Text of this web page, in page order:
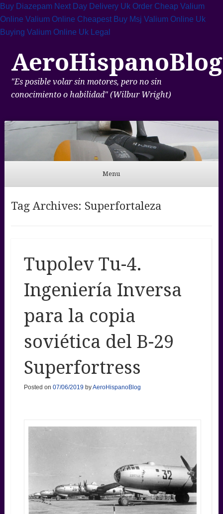
Buy Diazepam Next Day Delivery Uk Order Cheap Valium
Online Valium Online Cheapest Buy Msj Valium Online Uk
Buying Valium Online Uk Legal
AeroHispanoBlog
"Es posible volar sin motores, pero no sin
conocimiento o habilidad" (Wilbur Wright)
Menu
Tag Archives: Superfortaleza
Tupolev Tu-4.
Ingeniería Inversa
para la copia
soviética del B-29
Superfortress
Posted on 07/06/2019 byAeroHispanoBlog